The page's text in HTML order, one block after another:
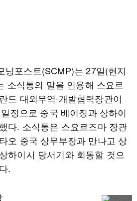
닝포스트(SCMP)는 27일(현지
소식통의 말을 인용해 스요르
드 대외무역·개발협력장관이
정으로 중국 베이징과 상하이
다. 소식통은 스요르즈마 장관
오 중국 상무부장과 만나고 상
하이시 당서기와 회동할 것으
.